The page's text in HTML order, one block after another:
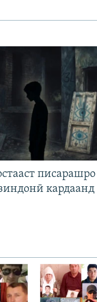
писарашро
кардаанд